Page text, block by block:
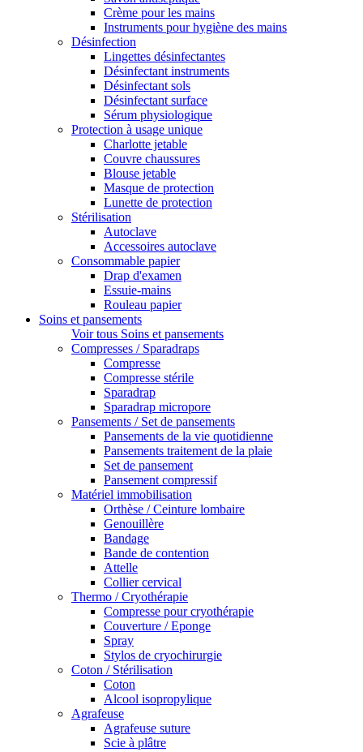
Crème pour les mains
Instruments pour hygiène des mains
Désinfection
Lingettes désinfectantes
Désinfectant instruments
Désinfectant sols
Désinfectant surface
Sérum physiologique
Protection à usage unique
Charlotte jetable
Couvre chaussures
Blouse jetable
Masque de protection
Lunette de protection
Stérilisation
Autoclave
Accessoires autoclave
Consommable papier
Drap d'examen
Essuie-mains
Rouleau papier
Soins et pansements
Voir tous Soins et pansements
Compresses / Sparadraps
Compresse
Compresse stérile
Sparadrap
Sparadrap micropore
Pansements / Set de pansements
Pansements de la vie quotidienne
Pansements traitement de la plaie
Set de pansement
Pansement compressif
Matériel immobilisation
Orthèse / Ceinture lombaire
Genouillère
Bandage
Bande de contention
Attelle
Collier cervical
Thermo / Cryothérapie
Compresse pour cryothérapie
Couverture / Eponge
Spray
Stylos de cryochirurgie
Coton / Stérilisation
Coton
Alcool isopropylique
Agrafeuse
Agrafeuse suture
Scie à plâtre